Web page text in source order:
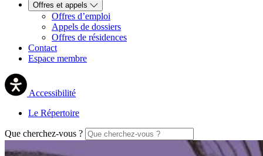
Offres et appels
Offres d’emploi
Appels de dossiers
Offres de résidences
Contact
Espace membre
Accessibilité
Le Répertoire
Que cherchez-vous ?